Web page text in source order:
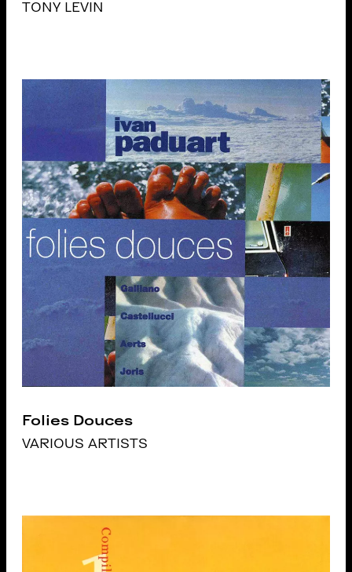
TONY LEVIN
Folies Douces
VARIOUS ARTISTS